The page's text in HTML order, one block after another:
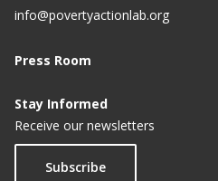
info@povertyactionlab.org
Press Room
Stay Informed
Receive our newsletters
Subscribe